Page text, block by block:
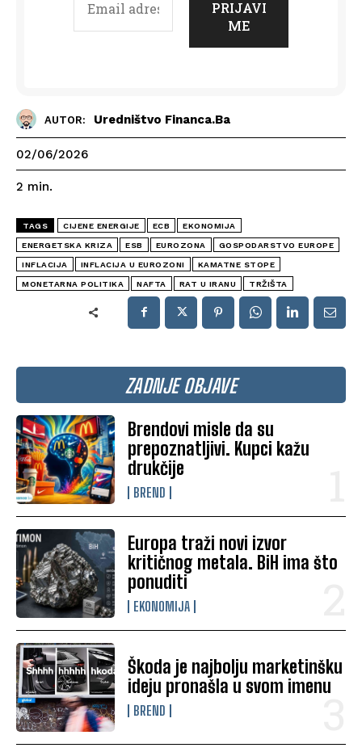
ZADNJE OBJAVE
Brendovi misle da su
prepoznatljivi. Kupci kažu
drukčije
BREND
Europa traži novi izvor
kritičnog metala. BiH ima što
ponuditi
EKONOMIJA
Škoda je najbolju marketinšku
ideju pronašla u svom imenu
BREND
AUTOR: Uredništvo Financa.ba
02/06/2026
2 min.
TAGS CIJENE ENERGIJE ECB EKONOMIJA
ENERGETSKA KRIZA ESB EUROZONA GOSPODARSTVO EUROPE
INFLACIJA INFLACIJA U EUROZONI KAMATNE STOPE
MONETARNA POLITIKA NAFTA RAT U IRANU TRŽIŠTA